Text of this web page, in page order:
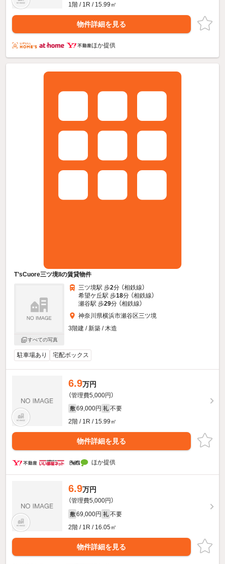
1階 / 1R / 15.99㎡
物件詳細を見る
ほか提供
T’sCuore三ツ境IIの賃貸物件
すべての写真
三ツ境駅 歩2分 （相鉄線）
希望ケ丘駅 歩18分 （相鉄線）
瀬谷駅 歩29分 （相鉄線）
神奈川県横浜市瀬谷区三ツ境
3階建 / 新築 / 木造
駐車場あり 宅配ボックス
6.9万円
（管理費5,000円）
敷 69,000円 礼 不要
2階 / 1R / 15.99㎡
物件詳細を見る
ほか提供
6.9万円
（管理費5,000円）
敷 69,000円 礼 不要
2階 / 1R / 16.05㎡
物件詳細を見る